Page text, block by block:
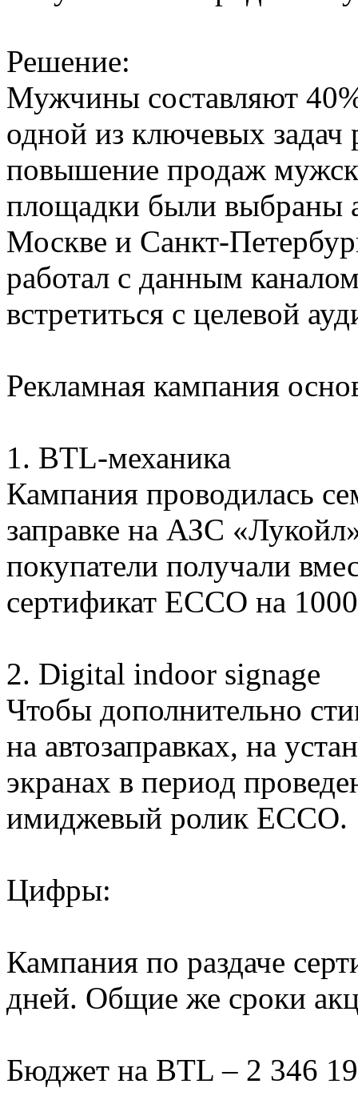
Решение:
Мужчины составляют
одной из ключевых задач
повышение продаж
площадки были выбраны
Москве и Санкт-
работал с данным
встретиться с целевой
Рекламная кампания
1. BTL-механика
Кампания проводилась
заправке на АЗС
покупатели получали
сертификат ECCO на
2. Digital indoor signage
Чтобы дополнительно
на автозаправках, на
экранах в период
имиджевый ролик ECCO.
Цифры:
Кампания по раздаче
дней. Общие же сроки
Бюджет на BTL – 2 346